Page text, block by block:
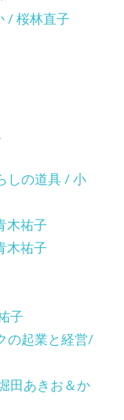
/ 桜林直子
しの道具 / 小
木祐子
木祐子
子
の起業と経営/
田あきお＆か